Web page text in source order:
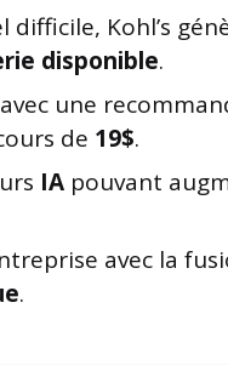
Kohl’s
disponible.
une
de 19$.
IA pouvant
avec la
.